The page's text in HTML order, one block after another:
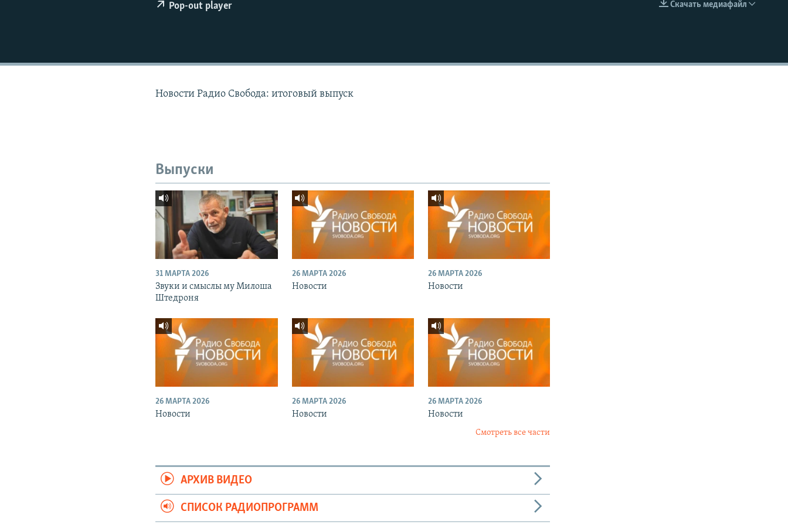
EMBED
Скачать медиафайл
Pop-out player
Новости Радио Свобода: итоговый выпуск
Выпуски
31 МАРТА 2026
Звуки и смыслы му Милоша
Штедроня
26 МАРТА 2026
Новости
26 МАРТА 2026
Новости
26 МАРТА 2026
Новости
26 МАРТА 2026
Новости
26 МАРТА 2026
Новости
Смотреть все части
АРХИВ ВИДЕО
СПИСОК РАДИОПРОГРАММ